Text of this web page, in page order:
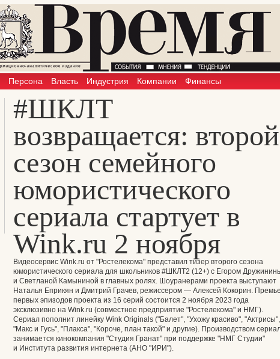
Персона Власть Индустрия Компании Финансы
#ШКЛТ
возвращается: второй
сезон семейного
юмористического
сериала стартует в
Wink.ru 2 ноября
Видеосервис Wink.ru от "Ростелекома" представил тизер второго сезона
юмористического сериала для школьников #ШКЛТ2 (12+) с Егором
и Светланой Камыниной в главных ролях. Шоуранерами проекта выступают
Наталья Еприкян и Дмитрий Грачев, режиссером — Алексей Кокорин.
первых эпизодов проекта из 16 серий состоится 2 ноября 2023 года
эксклюзивно на Wink.ru (совместное предприятие "Ростелекома" и НМГ).
Сериал пополнит линейку Wink Originals ("Балет", "Ухожу красиво", "Актрисы",
"Макс и Гусь", "Плакса"‎, "‎Короче, план такой"‎ и другие). Производством
занимается кинокомпания "Студия Гранат" при поддержке "НМГ Студии"
и Института развития интернета (АНО "‎ИРИ"‎).